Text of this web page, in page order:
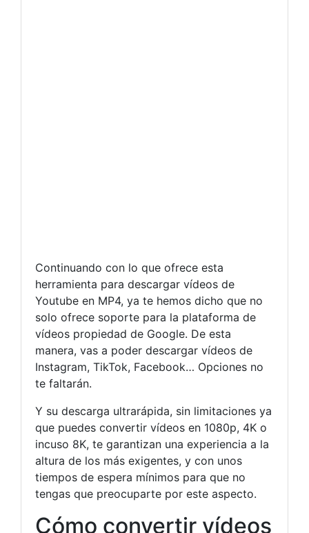
Continuando con lo que ofrece esta
herramienta para descargar vídeos de
Youtube en MP4, ya te hemos dicho que no
solo ofrece soporte para la plataforma de
vídeos propiedad de Google. De esta
manera, vas a poder descargar vídeos de
Instagram, TikTok, Facebook… Opciones no
te faltarán.
Y su descarga ultrarápida, sin limitaciones ya
que puedes convertir vídeos en 1080p, 4K o
incuso 8K, te garantizan una experiencia a la
altura de los más exigentes, y con unos
tiempos de espera mínimos para que no
tengas que preocuparte por este aspecto.
Cómo convertir vídeos